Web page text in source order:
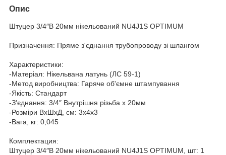
Опис
Штуцер 3/4″В 20мм нікельований NU4J1S OPTIMUM
Призначення: Пряме з'єднання трубопроводу зі шлангом
Характеристики:
-Матеріал: Нікельвана латунь (ЛС 59-1)
-Метод виробництва: Гаряче об'ємне штампування
-Якість: Cтандарт
-З'єднання: 3/4″ Внутрішня різьба х 20мм
-Розміри ВхШхД, см: 3х4х3
-Вага, кг: 0,045
Комплектация:
Штуцер 3/4″В 20мм нікельований NU4J1S OPTIMUM, шт: 1